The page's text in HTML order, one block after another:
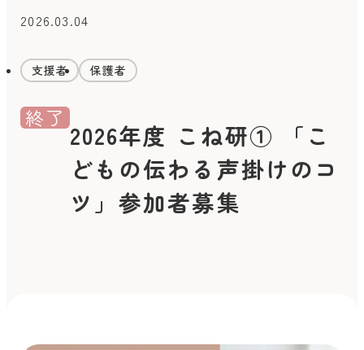
2026.03.04
支援者 保護者
終了
2026年度 こね研① 「こ
どもの伝わる声掛けのコ
ツ」参加者募集